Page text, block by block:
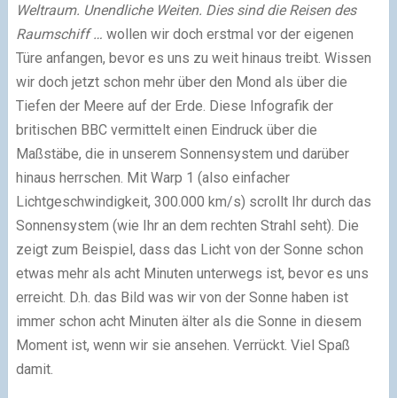
Weltraum. Unendliche Weiten. Dies sind die Reisen des
Raumschiff … wollen wir doch erstmal vor der eigenen
Türe anfangen, bevor es uns zu weit hinaus treibt. Wissen
wir doch jetzt schon mehr über den Mond als über die
Tiefen der Meere auf der Erde. Diese Infografik der
britischen BBC vermittelt einen Eindruck über die
Maßstäbe, die in unserem Sonnensystem und darüber
hinaus herrschen. Mit Warp 1 (also einfacher
Lichtgeschwindigkeit, 300.000 km/s) scrollt Ihr durch das
Sonnensystem (wie Ihr an dem rechten Strahl seht). Die
zeigt zum Beispiel, dass das Licht von der Sonne schon
etwas mehr als acht Minuten unterwegs ist, bevor es uns
erreicht. D.h. das Bild was wir von der Sonne haben ist
immer schon acht Minuten älter als die Sonne in diesem
Moment ist, wenn wir sie ansehen. Verrückt. Viel Spaß
damit.